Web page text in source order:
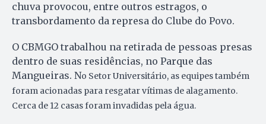
chuva provocou, entre outros estragos, o
transbordamento da represa do Clube do Povo.
O CBMGO trabalhou na retirada de pessoas presas
dentro de suas residências, no Parque das
Mangueiras. No Setor Universitário, as equipes também
foram acionadas para resgatar vítimas de alagamento.
Cerca de 12 casas foram invadidas pela água.